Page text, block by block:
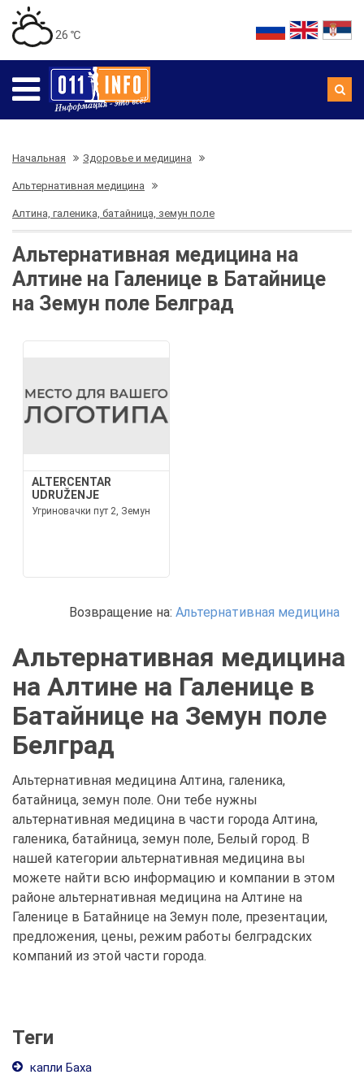
26 ℃
Начальная Здоровье и медицина
Альтернативная медицина
Алтина, галеника, батайница, земун поле
Альтернативная медицина на
Алтине на Галенице в Батайнице
на Земун поле Белград
ALTERCENTAR
UDRUŽENJE
Угриновачки пут 2, Земун
Возвращение на: Альтернативная медицина
Альтернативная медицина
на Алтине на Галенице в
Батайнице на Земун поле
Белград
Альтернативная медицина Алтина, галеника,
батайница, земун поле. Они тебе нужны
альтернативная медицина в части города Алтина,
галеника, батайница, земун поле, Белый город. В
нашей категории альтернативная медицина вы
можете найти всю информацию и компании в этом
районе альтернативная медицина на Алтине на
Галенице в Батайнице на Земун поле, презентации,
предложения, цены, режим работы белградских
компаний из этой части города.
Теги
капли Баха